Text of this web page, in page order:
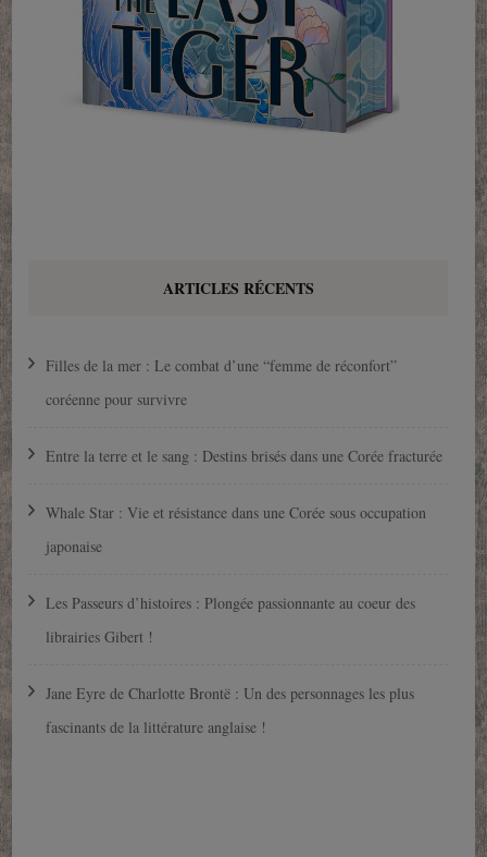
ARTICLES RÉCENTS
Filles de la mer : Le combat d’une “femme de réconfort”
coréenne pour survivre
Entre la terre et le sang : Destins brisés dans une Corée fracturée
Whale Star : Vie et résistance dans une Corée sous occupation
japonaise
Les Passeurs d’histoires : Plongée passionnante au coeur des
librairies Gibert !
Jane Eyre de Charlotte Brontë : Un des personnages les plus
fascinants de la littérature anglaise !